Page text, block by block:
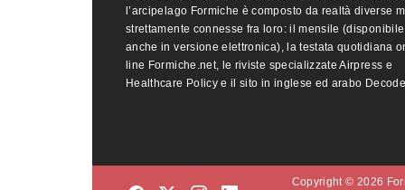
l’arcipelago Formiche è composto da realtà diverse
strettamente connesse fra loro: il mensile (disponibile
anche in versione elettronica), la testata quotidiana
line Formiche.net, le riviste specializzate Airpress e
Healthcare Policy e il sito in inglese ed arabo
Copyright © 2026